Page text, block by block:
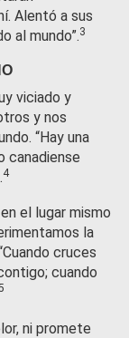
Alentó a sus
al mundo”.3
viciado y
y nos
“Hay una
canadiense
4
el lugar mismo
la
cruces
cuando
ni promete